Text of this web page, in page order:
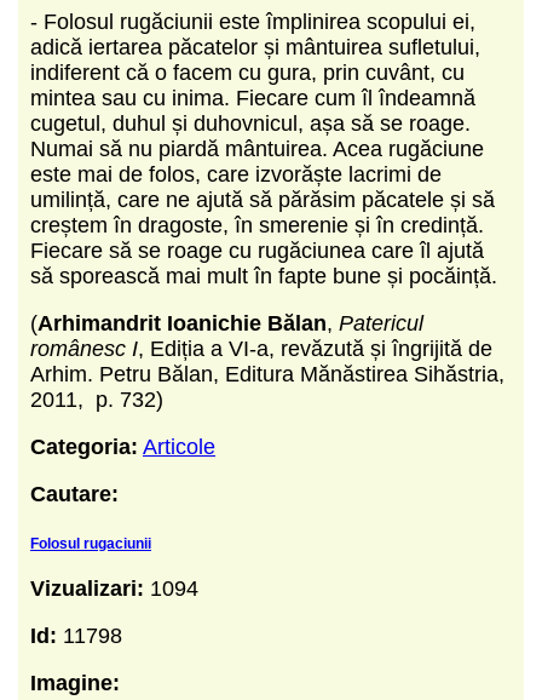
- Folosul rugăciunii este împlinirea scopului ei,
adică iertarea păcatelor și mântuirea sufletului,
indiferent că o facem cu gura, prin cuvânt, cu
mintea sau cu inima. Fiecare cum îl îndeamnă
cugetul, duhul și duhovnicul, așa să se roage.
Numai să nu piardă mântuirea. Acea rugăciune
este mai de folos, care izvorăște lacrimi de
umilință, care ne ajută să părăsim păcatele și să
creștem în dragoste, în smerenie și în credință.
Fiecare să se roage cu rugăciunea care îl ajută
să sporească mai mult în fapte bune și pocăință.
(Arhimandrit Ioanichie Bălan, Patericul
românesc I, Ediția a VI-a, revăzută și îngrijită de
Arhim. Petru Bălan, Editura Mănăstirea Sihăstria,
2011, p. 732)
Categoria: Articole
Cautare:
Folosul rugaciunii
Vizualizari: 1094
Id: 11798
Imagine: